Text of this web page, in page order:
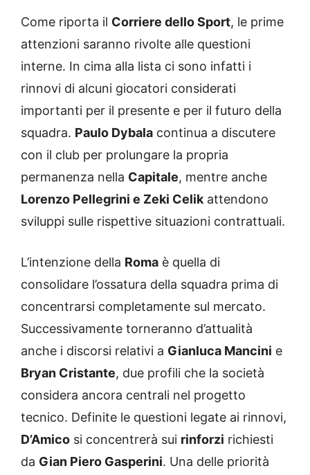
Come riporta il Corriere dello Sport, le prime
attenzioni saranno rivolte alle questioni
interne. In cima alla lista ci sono infatti i
rinnovi di alcuni giocatori considerati
importanti per il presente e per il futuro della
squadra. Paulo Dybala continua a discutere
con il club per prolungare la propria
permanenza nella Capitale, mentre anche
Lorenzo Pellegrini e Zeki Celik attendono
sviluppi sulle rispettive situazioni contrattuali.
L’intenzione della Roma è quella di
consolidare l’ossatura della squadra prima di
concentrarsi completamente sul mercato.
Successivamente torneranno d’attualità
anche i discorsi relativi a Gianluca Mancini e
Bryan Cristante, due profili che la società
considera ancora centrali nel progetto
tecnico. Definite le questioni legate ai rinnovi,
D’Amico si concentrerà sui rinforzi richiesti
da Gian Piero Gasperini. Una delle priorità